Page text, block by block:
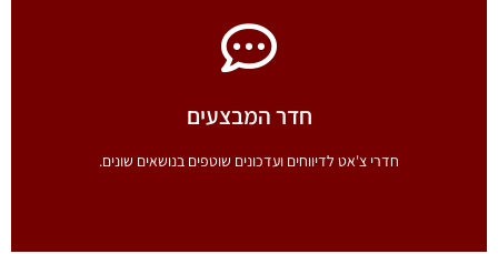
נתוני קורונה בזמן אמת
מעקב אחר התפשטות נגיף הקורונה בעולם. עדכונים בזמן אמת.
לחץ כאן
חדר המבצעים
חדרי צ'אט לדיווחים ועדכונים שוטפים בנושאים שונים.